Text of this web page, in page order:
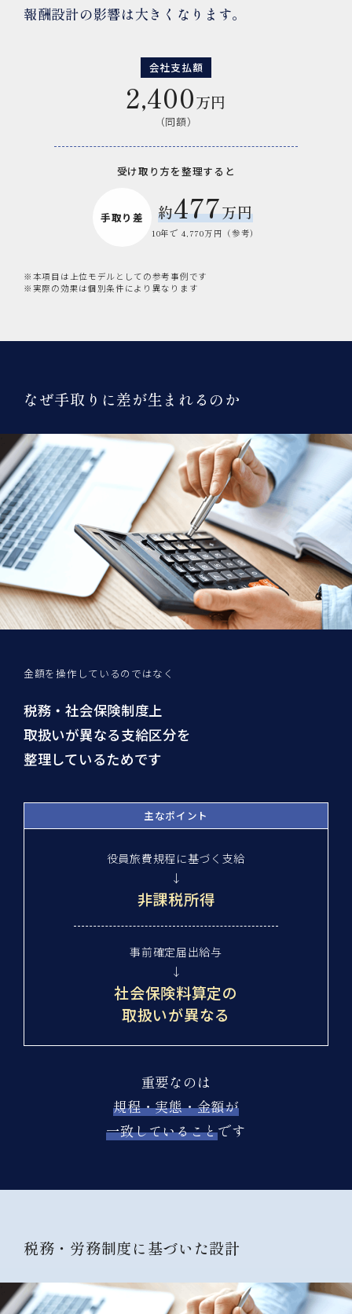
報酬設計の影響は大きくなります。
会社支払額
2,400万円
（同額）
受け取り方を整理すると
手取り差 約477万円
10年で 4,770万円（参考）
※本項目は上位モデルとしての参考事例です
※実際の効果は個別条件により異なります
なぜ手取りに差が生まれるのか
金額を操作しているのではなく
税務・社会保険制度上
取扱いが異なる支給区分を
整理しているためです
主なポイント
役員旅費規程に基づく支給
↓
非課税所得
事前確定届出給与
↓
社会保険料算定の
取扱いが異なる
重要なのは
規程・実態・金額が
一致していることです
税務・労務制度に基づいた設計